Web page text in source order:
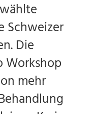
Schweizer
Die
Workshop
mehr